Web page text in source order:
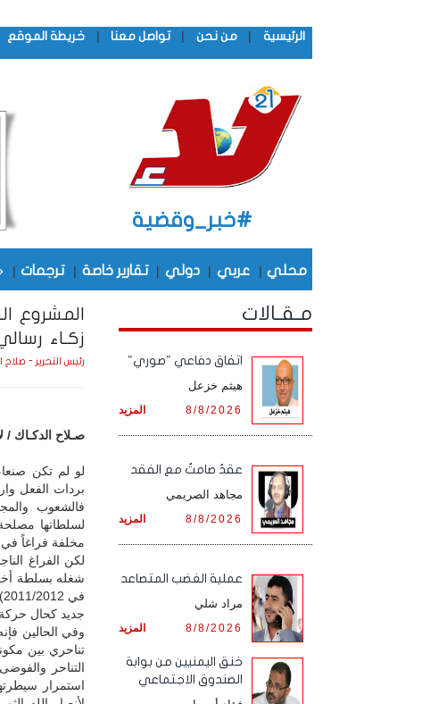
الرئيسية | من نحن | تواصل معنا | خريطة الموقع
#خبر_وقضية
محلي | عربي | دولي | تقارير خاصة | ترجمات |
المشروع
زكـاء
رئيس التحرير - صلاح
صـلاح الدكـاك /
لو لم تكن
بردات الفعل
فالشعوب
لسلطاتها
مخلفة فراغاً في
لكن الفراغ
شغله بسلطة
جديد كحال حركة
وفي الحالين
تناحري بين
التناحر
استمرار
مـقـالات
اتفاق دفاعي "صوري"
هيثم خزعل
المزيد 8/8/2026
عقدٌ صامتٌ مع الفقد
مجاهد الصريمي
المزيد 8/8/2026
‏عملية الغضب المتصاعد
مراد شلي
المزيد 8/8/2026
خنق اليمنيين من بوابة
الصندوق الاجتماعي